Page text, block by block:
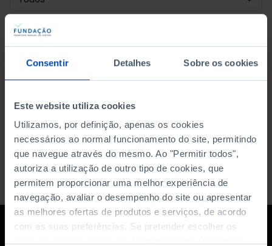
Consentir Detalhes Sobre os cookies
Este website utiliza cookies
Utilizamos, por definição, apenas os cookies
necessários ao normal funcionamento do site, permitindo
que navegue através do mesmo. Ao "Permitir todos",
autoriza a utilização de outro tipo de cookies, que
permitem proporcionar uma melhor experiência de
navegação, avaliar o desempenho do site ou apresentar
as melhores ofertas de produtos e serviços, de acordo
com as suas preferências. Se pretender escolher os
DATA DE INÍCIO
DATA DE FIM